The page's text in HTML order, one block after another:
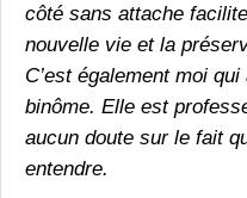
côté sans attache
nouvelle vie et la
C’est également moi
binôme. Elle est
aucun doute sur le fait
entendre.